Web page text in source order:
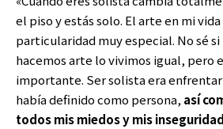
el piso y estás solo. El arte en mi
particularidad muy especial. No sé
hacemos arte lo vivimos igual, pero
importante. Ser solista era
había definido como persona, así
todos mis miedos y mis